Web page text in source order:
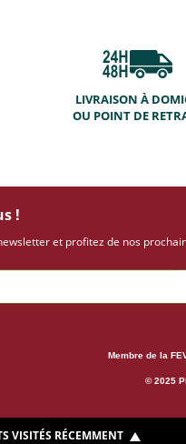
LIVRAISON À
OU POINT DE
!
et profitez de nos
Membre de la
© 2025
VISITÉS RÉCEMMENT